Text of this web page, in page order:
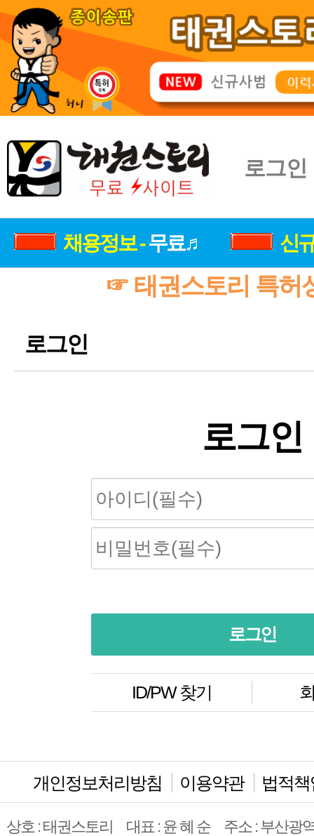
로그인
채용정보 -무료♬ 신
☞ 태권스토리 특허
로그인
로그인
ID/PW 찾기
개인정보처리방침 이용약관 법적
상호 : 태권스토리 대표 : 윤 혜 순
주소 : 부산광